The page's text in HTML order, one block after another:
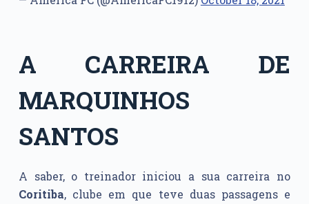
A CARREIRA DE
MARQUINHOS
SANTOS
A saber, o treinador iniciou a sua carreira no
Coritiba, clube em que teve duas passagens e